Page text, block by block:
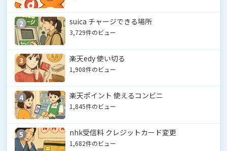
2 suica チャージできる場所
3,729件のビュー
3 楽天edy 使い切る
1,908件のビュー
4 楽天ポイント 使えるコンビニ
1,845件のビュー
5 nhk受信料 クレジットカード変更
1,682件のビュー